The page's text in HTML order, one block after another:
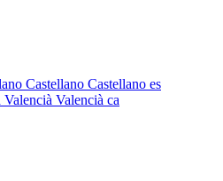
Castellano Castellano es
Valencià Valencià ca